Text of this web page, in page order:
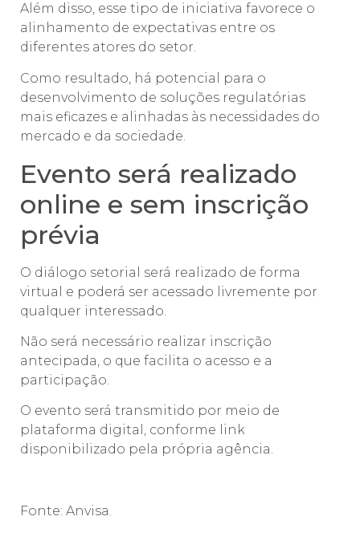
Além disso, esse tipo de iniciativa favorece o
alinhamento de expectativas entre os
diferentes atores do setor.
Como resultado, há potencial para o
desenvolvimento de soluções regulatórias
mais eficazes e alinhadas às necessidades do
mercado e da sociedade.
Evento será realizado
online e sem inscrição
prévia
O diálogo setorial será realizado de forma
virtual e poderá ser acessado livremente por
qualquer interessado.
Não será necessário realizar inscrição
antecipada, o que facilita o acesso e a
participação.
O evento será transmitido por meio de
plataforma digital, conforme link
disponibilizado pela própria agência.
Fonte: Anvisa.